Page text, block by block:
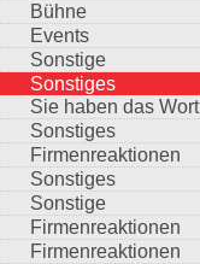
Bühne
Events
Sonstige
Sonstiges
Sie haben das Wort
Sonstiges
Firmenreaktionen
Sonstiges
Sonstige
Firmenreaktionen
Firmenreaktionen